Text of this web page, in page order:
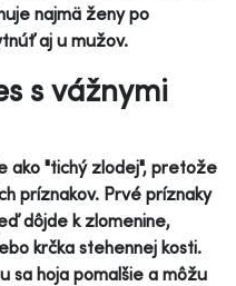
najmä ženy po
aj u mužov.
s vážnymi
ako "tichý zlodej", pretože
príznakov. Prvé príznaky
dôjde k zlomenine,
krčka stehennej kosti.
sa hoja pomalšie a môžu